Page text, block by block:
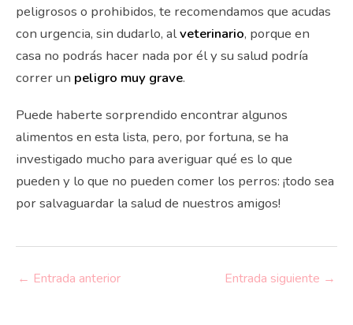
peligrosos o prohibidos, te recomendamos que acudas
con urgencia, sin dudarlo, alveterinario, porque en
casa no podrás hacer nada por él y su salud podría
correr un peligro muy grave.
Puede haberte sorprendido encontrar algunos
alimentos en esta lista, pero, por fortuna, se ha
investigado mucho para averiguar qué es lo que
pueden y lo que no pueden comer los perros: ¡todo sea
por salvaguardar la salud de nuestros amigos!
← Entrada anterior Entrada siguiente →